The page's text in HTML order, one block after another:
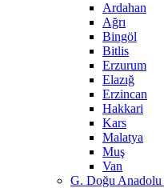
Ardahan
Ağrı
Bingöl
Bitlis
Erzurum
Elazığ
Erzincan
Hakkari
Kars
Malatya
Muş
Van
G. Doğu Anadolu